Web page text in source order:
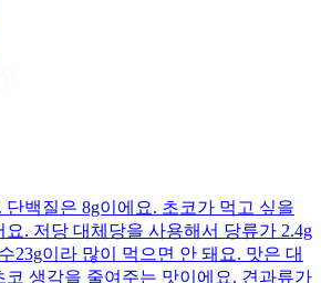
백질은 8g이에요. 초코가 먹고 싶을
. 저당 대체당을 사용해서 당류가 2.4g
23g이라 많이 먹으면 안 돼요. 맛은 대
코 생각을 줄여주는 맛이에요. 견과류가